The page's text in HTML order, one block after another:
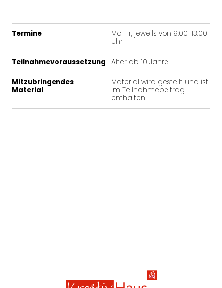
Termine
Mo-Fr, jeweils von 9:00-13:00
Uhr
Teilnahmevoraussetzung Alter ab 10 Jahre
Mitzubringendes
Material
Material wird gestellt und ist
im Teilnahmebeitrag
enthalten
Kreativ-Haus